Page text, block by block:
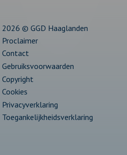
2026 © GGD Haaglanden
Proclaimer
Contact
Gebruiksvoorwaarden
Copyright
Cookies
Privacyverklaring
Toegankelijkheidsverklaring